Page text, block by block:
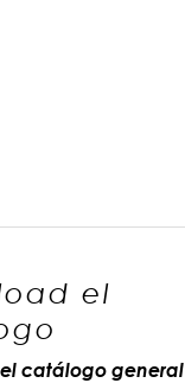
el
catálogo general